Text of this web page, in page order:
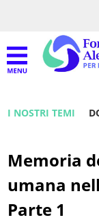
I NOSTRI TEMI
Memoria
umana
Parte 1